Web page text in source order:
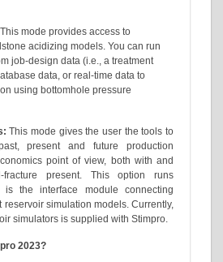
Acidizing Analysis: This mode provides access to
Carbonate and Sandstone acidizing models. You
any of the models from job-design data (i.e., a
schedule), Stimpro database data, or real-time
evaluate skin reduction using bottomhole pressure
Production Analysis:This mode gives the user
analyze a well's past, present and future
response from an economics point of view,
without a propped-fracture present. This
ReservoirPT, which is the interface module
Stimpro with different reservoir simulation models.
the 2-D FraPSreservoir simulators is supplied with
What is New in Stimpro 2023?